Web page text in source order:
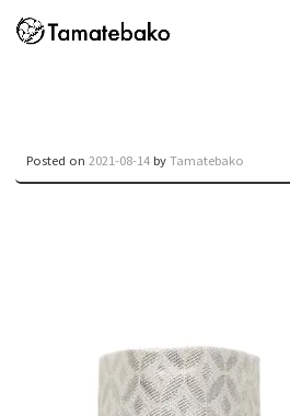
Posted on 2021-08-14 byTamatebako